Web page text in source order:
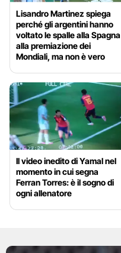
Lisandro Martinez spiega
perché gli argentini hanno
voltato le spalle alla Spagna
alla premiazione dei
Mondiali, ma non è vero
Il video inedito di Yamal nel
momento in cui segna
Ferran Torres: è il sogno di
ogni allenatore